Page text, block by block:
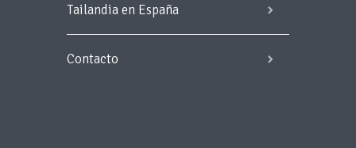
Tailandia en España
Contacto